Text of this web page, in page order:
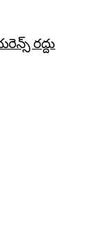
రద్దు